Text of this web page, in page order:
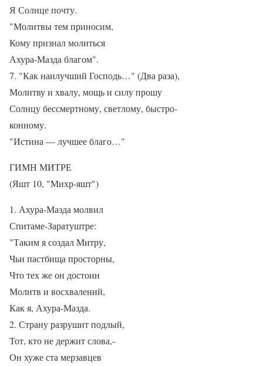
Я Солнце почту.
"Молитвы тем приносим,
Кому признал молиться
Ахура-Мазда благом".
7. "Как наилучший Господь…" (Два раза),
Молитву и хвалу, мощь и силу прошу
Солнцу бессмертному, светлому, быстро-
конному.
"Истина — лучшее благо…"
ГИМН МИТРЕ
(Яшт 10, "Михр-яшт")
1. Ахура-Мазда молвил
Спитаме-Заратуштре:
"Таким я создал Митру,
Чьи пастбища просторны,
Что тех же он достоин
Молитв и восхвалений,
Как я, Ахура-Мазда.
2. Страну разрушит подлый,
Тот, кто не держит слова,-
Он хуже ста мерзавцев